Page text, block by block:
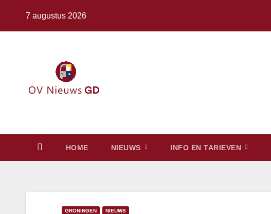
7 augustus 2026
HOME NIEUWS INFO EN TARIEVEN
GRONINGEN NIEUWS